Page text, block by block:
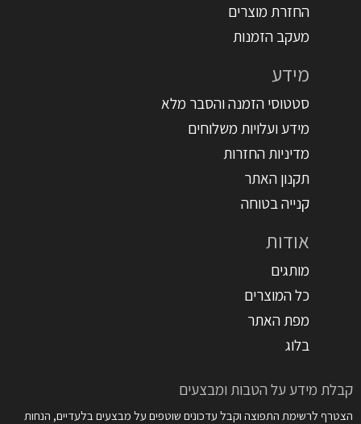
החזרת מוצרים
מעקב הזמנות
מידע
סטטוסי הזמנה והסבר מלא
מידע ועלויות משלוחים
מדיניות החזרות
תקנון האתר
קנייה בטוחה
אודות
מותגים
כל המוצרים
מפת האתר
בלוג
קבלת מידע על הטבות ומבצעים
הצטרף לרשימת התפוצה וקבל עדכונים שוטפים על מבצעים בלעדיים, הנחות